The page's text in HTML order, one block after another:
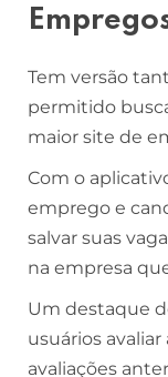
Tem versão
permitido
maior site de
Com o
emprego e
salvar suas
na empresa
Um destaque
usuários
avaliações